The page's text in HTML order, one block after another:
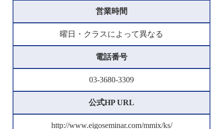
営業時間
曜日・クラスによって異なる
電話番号
03-3680-3309
公式HP URL
http://www.eigoseminar.com/mmix/ks/